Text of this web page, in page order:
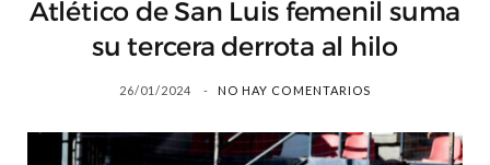
Atlético de San Luis femenil suma
su tercera derrota al hilo
26/01/2024 NO HAY COMENTARIOS